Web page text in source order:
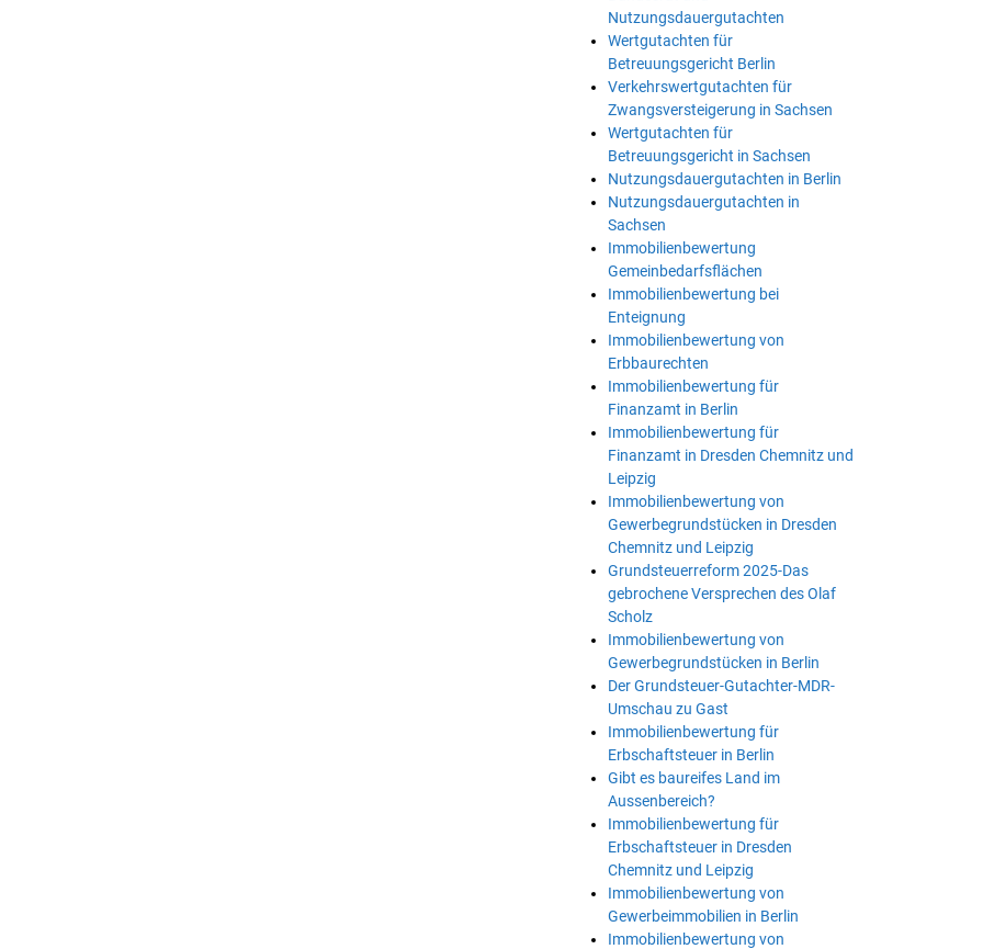
Nutzungsdauergutachten
Wertgutachten für
Betreuungsgericht Berlin
Verkehrswertgutachten für
Zwangsversteigerung in Sachsen
Wertgutachten für
Betreuungsgericht in Sachsen
Nutzungsdauergutachten in Berlin
Nutzungsdauergutachten in
Sachsen
Immobilienbewertung
Gemeinbedarfsflächen
Immobilienbewertung bei
Enteignung
Immobilienbewertung von
Erbbaurechten
Immobilienbewertung für
Finanzamt in Berlin
Immobilienbewertung für
Finanzamt in Dresden Chemnitz und
Leipzig
Immobilienbewertung von
Gewerbegrundstücken in Dresden
Chemnitz und Leipzig
Grundsteuerreform 2025-Das
gebrochene Versprechen des Olaf
Scholz
Immobilienbewertung von
Gewerbegrundstücken in Berlin
Der Grundsteuer-Gutachter-MDR-
Umschau zu Gast
Immobilienbewertung für
Erbschaftsteuer in Berlin
Gibt es baureifes Land im
Aussenbereich?
Immobilienbewertung für
Erbschaftsteuer in Dresden
Chemnitz und Leipzig
Immobilienbewertung von
Gewerbeimmobilien in Berlin
Immobilienbewertung von